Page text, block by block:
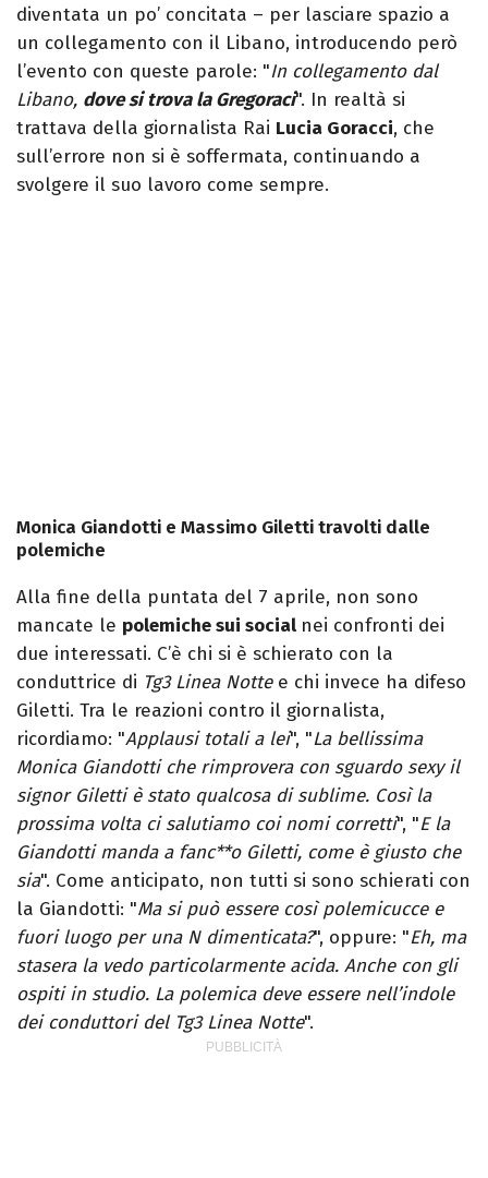
diventata un po’ concitata – per lasciare spazio a
un collegamento con il Libano, introducendo però
l’evento con queste parole: "In collegamento dal
Libano, dove si trova la Gregoraci". In realtà si
trattava della giornalista Rai Lucia Goracci, che
sull’errore non si è soffermata, continuando a
svolgere il suo lavoro come sempre.
Monica Giandotti e Massimo Giletti travolti dalle
polemiche
Alla fine della puntata del 7 aprile, non sono
mancate le polemiche sui social nei confronti dei
due interessati. C’è chi si è schierato con la
conduttrice di Tg3 Linea Nottee chi invece ha difeso
Giletti. Tra le reazioni contro il giornalista,
ricordiamo: "Applausi totali a lei", "La bellissima
Monica Giandotti che rimprovera con sguardo sexy il
signor Giletti è stato qualcosa di sublime. Così la
prossima volta ci salutiamo coi nomi corretti", "E la
Giandotti manda a fanc**o Giletti, come è giusto che
sia". Come anticipato, non tutti si sono schierati con
la Giandotti: "Ma si può essere così polemicucce e
fuori luogo per una N dimenticata?", oppure: "Eh, ma
stasera la vedo particolarmente acida. Anche con gli
ospiti in studio. La polemica deve essere nell’indole
dei conduttori del Tg3 Linea Notte".